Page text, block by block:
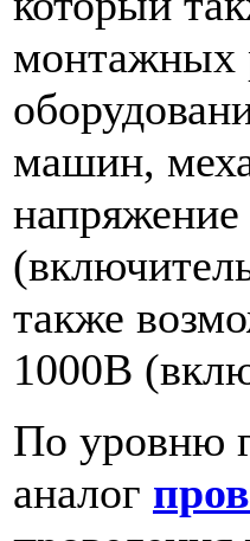
монтажных
машин,
также
1000В
По уровню
аналог